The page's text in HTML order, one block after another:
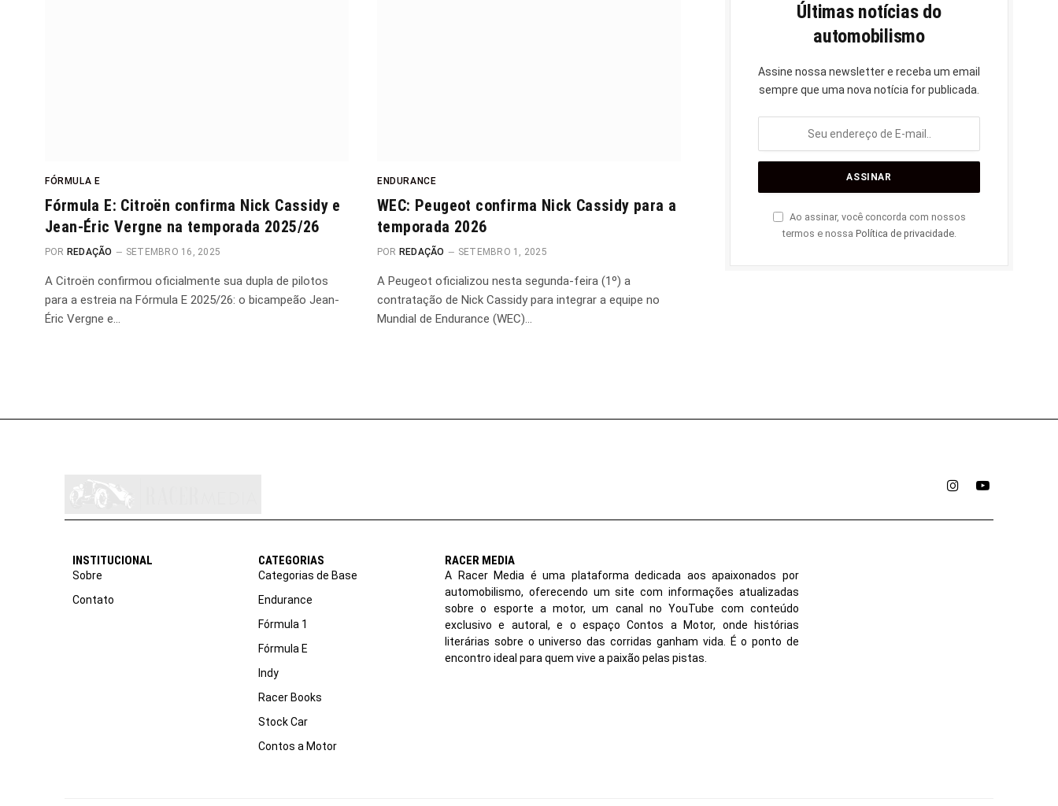
FÓRMULA E
Fórmula E: Citroën confirma Nick Cassidy e
Jean-Éric Vergne na temporada 2025/26
POR REDAÇÃO SETEMBRO 16, 2025
A Citroën confirmou oficialmente sua dupla de pilotos
para a estreia na Fórmula E 2025/26: o bicampeão Jean-
Éric Vergne e…
ENDURANCE
WEC: Peugeot confirma Nick Cassidy para a
temporada 2026
POR REDAÇÃO SETEMBRO 1, 2025
A Peugeot oficializou nesta segunda-feira (1º) a
contratação de Nick Cassidy para integrar a equipe no
Mundial de Endurance (WEC)…
Últimas notícias do
automobilismo
Assine nossa newsletter e receba um email
sempre que uma nova notícia for publicada.
Ao assinar, você concorda com nossos
termos e nossa Política de privacidade.
InstagramYouTube
INSTITUCIONAL
Sobre
Contato
CATEGORIAS
Categorias de Base
Endurance
Fórmula 1
Fórmula E
Indy
Racer Books
Stock Car
Contos a Motor
RACER MEDIA
A Racer Media é uma plataforma dedicada aos apaixonados por
automobilismo, oferecendo um site com informações atualizadas
sobre o esporte a motor, um canal no YouTube com conteúdo
exclusivo e autoral, e o espaço Contos a Motor, onde histórias
literárias sobre o universo das corridas ganham vida. É o ponto de
encontro ideal para quem vive a paixão pelas pistas.